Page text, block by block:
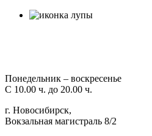
Понедельник – воскресенье
С 10.00 ч. до 20.00 ч.
г. Новосибирск,
Вокзальная магистраль 8/2